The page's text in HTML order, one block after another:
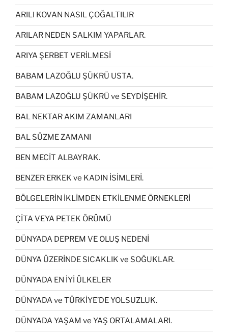
ARILI KOVAN NASIL ÇOĞALTILIR
ARILAR NEDEN SALKIM YAPARLAR.
ARIYA ŞERBET VERİLMESİ
BABAM LAZOĞLU ŞÜKRÜ USTA.
BABAM LAZOĞLU ŞÜKRÜ ve SEYDİŞEHİR.
BAL NEKTAR AKIM ZAMANLARI
BAL SÜZME ZAMANI
BEN MECİT ALBAYRAK.
BENZER ERKEK ve KADIN İSİMLERİ.
BÖLGELERİN İKLİMDEN ETKİLENME ÖRNEKLERİ
ÇİTA VEYA PETEK ÖRÜMÜ
DÜNYADA DEPREM VE OLUŞ NEDENİ
DÜNYA ÜZERİNDE SICAKLIK ve SOĞUKLAR.
DÜNYADA EN İYİ ÜLKELER
DÜNYADA ve TÜRKİYE’DE YOLSUZLUK.
DÜNYADA YAŞAM ve YAŞ ORTALAMALARI.